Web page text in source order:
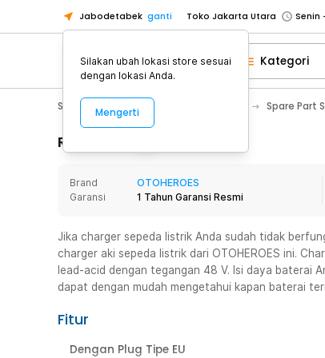
Jabodetabek ganti Toko Jakarta Utara
Toko Tangerang
Toko Cikupa
Pick n Go Jakarta Barat
Pick n Go Bekasi
Senin -
Senin -
Toko Jakarta Barat
Toko Tangerang
Toko Cikupa
Pick n Go Jakarta Barat
Senin -
Kategori
Sport & Outdoor Spare Part
Rincian Produk
Brand
OTOHEROES
Garansi
1 Tahun Garansi Resmi
Jika charger sepeda listrik Anda sudah tidak
charger aki sepeda listrik dari OTOHEROES ini.
lead-acid dengan tegangan 48 V. Isi daya baterai
dapat dengan mudah mengetahui kapan baterai
Fitur
Dengan Plug Tipe EU
Silakan ubah lokasi store sesuai
dengan lokasi Anda.
Mengerti